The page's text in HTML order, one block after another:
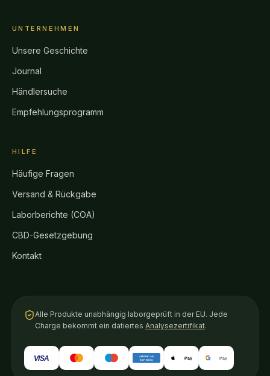
UNTERNEHMEN
Unsere Geschichte
Journal
Händlersuche
Empfehlungsprogramm
HILFE
Häufige Fragen
Versand & Rückgabe
Laborberichte (COA)
CBD-Gesetzgebung
Kontakt
Alle Produkte unabhängig laborgeprüft in der EU. Jede
Charge bekommt ein datiertes Analysezertifikat.
VISA AMERICAN
EXPRESS Pay Pay